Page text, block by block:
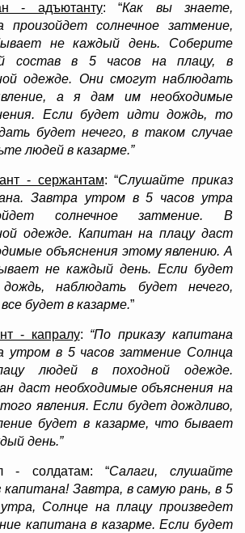
- адъютанту: “Как вы знаете,
произойдет солнечное затмение,
не каждый день. Соберите
состав в 5 часов на плацу, в
одежде. Они смогут наблюдать
а я дам им необходимые
Если будет идти дождь, то
будет нечего, в таком случае
людей в казарме.”
- сержантам: “Слушайте приказ
Завтра утром в 5 часов утра
солнечное затмение. В
одежде. Капитан на плацу даст
объяснения этому явлению. А
не каждый день. Если будет
наблюдать будет нечего,
будет в казарме.”
- капралу: “По приказу капитана
утром в 5 часов затмение Солнца
людей в походной одежде.
даст необходимые объяснения на
явления. Если будет дождливо,
будет в казарме, что бывает
день.”
- солдатам: “Салаги, слушайте
капитана! Завтра, в самую рань, в 5
утра, Солнце на плацу произведет
капитана в казарме. Если будет